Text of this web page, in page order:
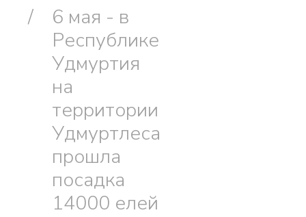
6 мая - в
Республике
Удмуртия
на
территории
Удмуртлеса
прошла
посадка
14000 елей